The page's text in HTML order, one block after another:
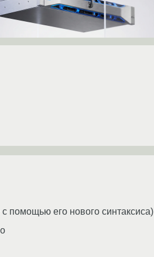
помощью его нового синтаксиса)